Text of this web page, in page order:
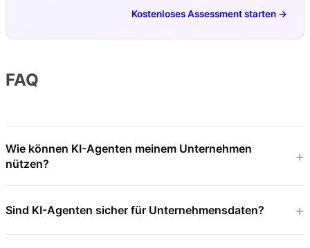
Kostenloses Assessment starten →
FAQ
Wie können KI-Agenten meinem Unternehmen
nützen?
Sind KI-Agenten sicher für Unternehmensdaten?